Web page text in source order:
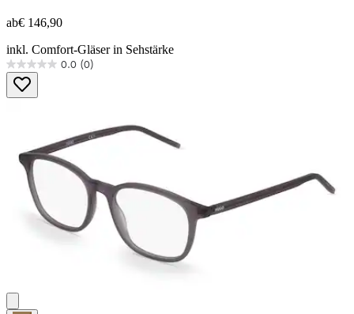
ab€ 146,90
inkl. Comfort-Gläser in Sehstärke
0.0 (0)
0.0
von
5